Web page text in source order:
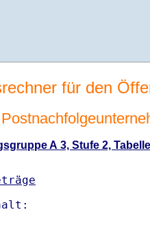
für den
A 3, Stufe 2,